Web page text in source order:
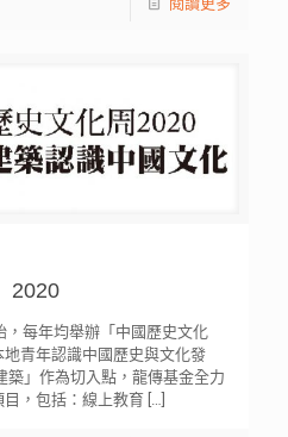
2020
，每年均舉辦「中國歷史文化
青年認識中國歷史與文化發
築」作為切入點，龍傳基金全力
，包括：線上教育[…]